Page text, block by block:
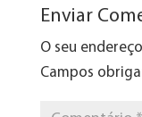
Enviar
O seu
Campos